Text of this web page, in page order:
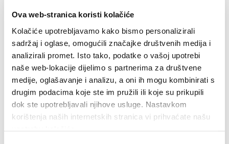
Ova web-stranica koristi kolačiće
Kolačiće upotrebljavamo kako bismo personalizirali
sadržaj i oglase, omogućili značajke društvenih medija i
analizirali promet. Isto tako, podatke o vašoj upotrebi
naše web-lokacije dijelimo s partnerima za društvene
medije, oglašavanje i analizu, a oni ih mogu kombinirati s
drugim podacima koje ste im pružili ili koje su prikupili
dok ste upotrebljavali njihove usluge. Nastavkom
korištenja naših internetskih stranica vi prihvaćate našu
Zagrebačkom, Put Požara i Istarskom ulicom
Makarsku
Izgradnja prometnice ''OS4'' prema UPU ''Zelenka 2''
Izgradnja ulice Stari Velikobrdski put (od POS-a do Zadarske)
Provođenje mjera energetske obnove zgrade Podtribinskog
prostora GSC-a Makarska
Opskrba eklektričnom energijom 2019/2020
Nabava radnih bilježnica i drugih obrazovnih materijala za
učenike osnovnih škola
Promocija i vizalni identitet
Multimedija centra za posjetitelje
Opskrba električnom energijom